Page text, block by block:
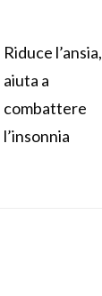
Riduce l’ansia,
aiuta a
combattere
l’insonnia